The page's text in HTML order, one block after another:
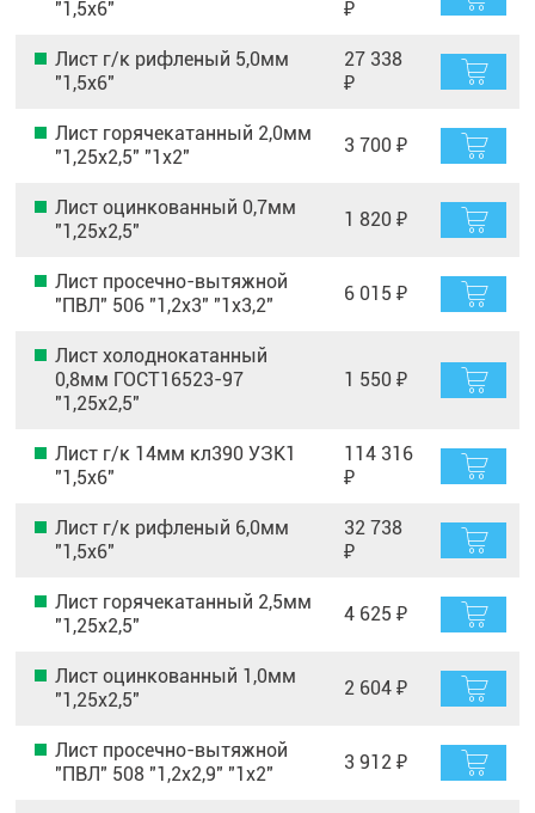
"1,5х6"
₽
Лист г/к рифленый 5,0мм
"1,5х6"
27 338
₽
Лист горячекатанный 2,0мм
"1,25х2,5" "1х2"
3 700 ₽
Лист оцинкованный 0,7мм
"1,25х2,5"
1 820 ₽
Лист просечно-вытяжной
"ПВЛ" 506 "1,2х3" "1х3,2"
6 015 ₽
Лист холоднокатанный
0,8мм ГОСТ16523-97
"1,25х2,5"
1 550 ₽
Лист г/к 14мм кл390 УЗК1
"1,5х6"
114 316
₽
Лист г/к рифленый 6,0мм
"1,5х6"
32 738
₽
Лист горячекатанный 2,5мм
"1,25х2,5"
4 625 ₽
Лист оцинкованный 1,0мм
"1,25х2,5"
2 604 ₽
Лист просечно-вытяжной
"ПВЛ" 508 "1,2х2,9" "1х2"
3 912 ₽